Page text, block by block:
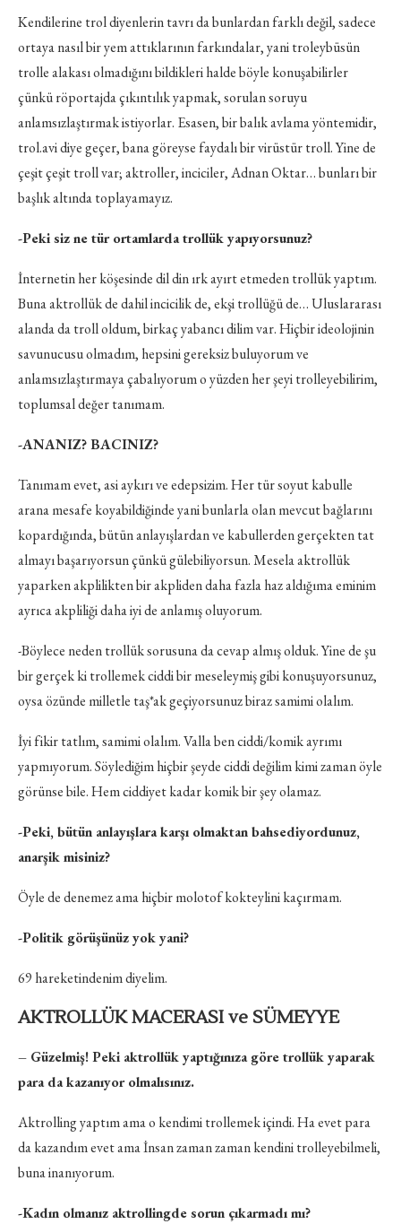
Kendilerine trol diyenlerin tavrı da bunlardan farklı değil, sadece
ortaya nasıl bir yem attıklarının farkındalar, yani troleybüsün
trolle alakası olmadığını bildikleri halde böyle konuşabilirler
çünkü röportajda çıkıntılık yapmak, sorulan soruyu
anlamsızlaştırmak istiyorlar. Esasen, bir balık avlama yöntemidir,
trol.avi diye geçer, bana göreyse faydalı bir virüstür troll. Yine de
çeşit çeşit troll var; aktroller, inciciler, Adnan Oktar… bunları bir
başlık altında toplayamayız.
-Peki siz ne tür ortamlarda trollük yapıyorsunuz?
İnternetin her köşesinde dil din ırk ayırt etmeden trollük yaptım.
Buna aktrollük de dahil incicilik de, ekşi trollüğü de… Uluslararası
alanda da troll oldum, birkaç yabancı dilim var. Hiçbir ideolojinin
savunucusu olmadım, hepsini gereksiz buluyorum ve
anlamsızlaştırmaya çabalıyorum o yüzden her şeyi trolleyebilirim,
toplumsal değer tanımam.
-ANANIZ? BACINIZ?
Tanımam evet, asi aykırı ve edepsizim. Her tür soyut kabulle
arana mesafe koyabildiğinde yani bunlarla olan mevcut bağlarını
kopardığında, bütün anlayışlardan ve kabullerden gerçekten tat
almayı başarıyorsun çünkü gülebiliyorsun. Mesela aktrollük
yaparken akplilikten bir akpliden daha fazla haz aldığıma eminim
ayrıca akpliliği daha iyi de anlamış oluyorum.
-Böylece neden trollük sorusuna da cevap almış olduk. Yine de şu
bir gerçek ki trollemek ciddi bir meseleymiş gibi konuşuyorsunuz,
oysa özünde milletle taş*ak geçiyorsunuz biraz samimi olalım.
İyi fikir tatlım, samimi olalım. Valla ben ciddi/komik ayrımı
yapmıyorum. Söylediğim hiçbir şeyde ciddi değilim kimi zaman öyle
görünse bile. Hem ciddiyet kadar komik bir şey olamaz.
-Peki, bütün anlayışlara karşı olmaktan bahsediyordunuz,
anarşik misiniz?
Öyle de denemez ama hiçbir molotof kokteylini kaçırmam.
-Politik görüşünüz yok yani?
69 hareketindenim diyelim.
AKTROLLÜK MACERASI ve SÜMEYYE
– Güzelmiş! Peki aktrollük yaptığınıza göre trollük yaparak
para da kazanıyor olmalısınız.
Aktrolling yaptım ama o kendimi trollemek içindi. Ha evet para
da kazandım evet ama İnsan zaman zaman kendini trolleyebilmeli,
buna inanıyorum.
-Kadın olmanız aktrollingde sorun çıkarmadı mı?